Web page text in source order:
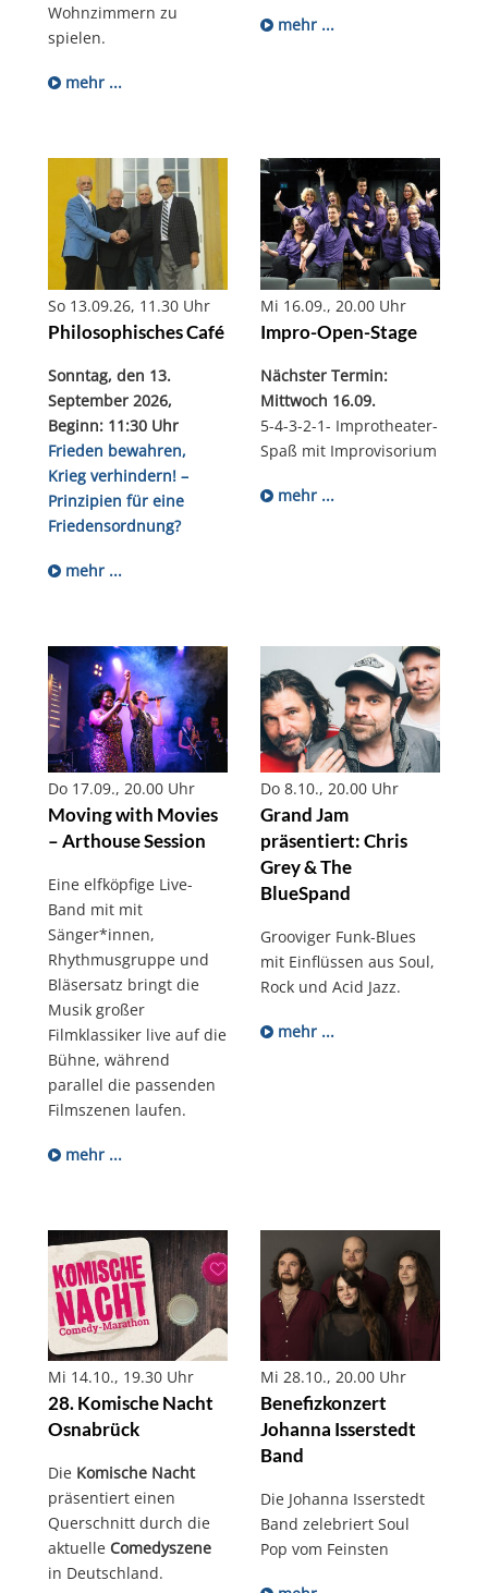
Wohnzimmern zu
spielen.
mehr ...
mehr ...
So 13.09.26, 11.30 Uhr
Philosophisches Café
Sonntag, den 13.
September 2026,
Beginn: 11:30 Uhr
Frieden bewahren,
Krieg verhindern! –
Prinzipien für eine
Friedensordnung?
mehr ...
Mi 16.09., 20.00 Uhr
Impro-Open-Stage
Nächster Termin:
Mittwoch 16.09.
5-4-3-2-1- Improtheater-
Spaß mit Improvisorium
mehr ...
Do 17.09., 20.00 Uhr
Moving with Movies
– Arthouse Session
Eine elfköpfige Live-
Band mit mit
Sänger*innen,
Rhythmusgruppe und
Bläsersatz bringt die
Musik großer
Filmklassiker live auf die
Bühne, während
parallel die passenden
Filmszenen laufen.
mehr ...
Do 8.10., 20.00 Uhr
Grand Jam
präsentiert: Chris
Grey & The
BlueSpand
Grooviger Funk-Blues
mit Einflüssen aus Soul,
Rock und Acid Jazz.
mehr ...
Mi 14.10., 19.30 Uhr
28. Komische Nacht
Osnabrück
Die Komische Nacht
präsentiert einen
Querschnitt durch die
aktuelle Comedyszene
in Deutschland.
Mi 28.10., 20.00 Uhr
Benefizkonzert
Johanna Isserstedt
Band
Die Johanna Isserstedt
Band zelebriert Soul
Pop vom Feinsten